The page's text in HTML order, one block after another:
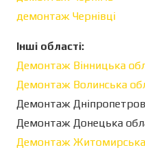
демонтаж Чернівці
Інші області:
Демонтаж Вінницька
Демонтаж Волинська
Демонтаж
Демонтаж Донецька
Демонтаж Житомирська